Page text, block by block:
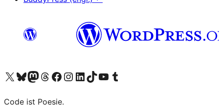
Das X-Konto (früher Twitter) von WordPress.org besuchen
Das Bluesky-Konto von WordPress.org besuchen
Das Mastodon-Konto von WordPress.org besuchen
Das Threads-Konto von WordPress.org besuchen
Die Facebook-Seite von WordPress.org besuchen
Das Instagram-Konto von WordPress.org besuchen
Das LinkedIn-Konto von WordPress.org besuchen
Das TikTok-Konto von WordPress.org besuchen
Den YouTube-Kanal von WordPress.org besuchen
Das Tumblr-Konto von WordPress.org besuchen
Code ist Poesie.